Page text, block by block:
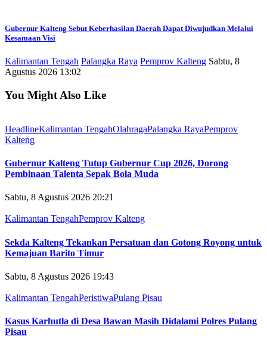
Gubernur Kalteng Sebut Keberhasilan Daerah Dapat Diwujudkan Melalui
Kesamaan Visi
Kalimantan Tengah Palangka Raya Pemprov Kalteng Sabtu, 8
Agustus 2026 13:02
You Might Also Like
HeadlineKalimantan TengahOlahragaPalangka RayaPemprov
Kalteng
Gubernur Kalteng Tutup Gubernur Cup 2026, Dorong
Pembinaan Talenta Sepak Bola Muda
Sabtu, 8 Agustus 2026 20:21
Kalimantan TengahPemprov Kalteng
Sekda Kalteng Tekankan Persatuan dan Gotong Royong untuk
Kemajuan Barito Timur
Sabtu, 8 Agustus 2026 19:43
Kalimantan TengahPeristiwaPulang Pisau
Kasus Karhutla di Desa Bawan Masih Didalami Polres Pulang
Pisau